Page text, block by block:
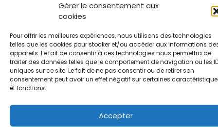
Gérer le consentement aux
cookies
Pour offrir les meilleures expériences, nous utilisons des technologies
telles que les cookies pour stocker et/ou accéder aux informations
appareils. Le fait de consentir à ces technologies nous permettra de
traiter des données telles que le comportement de navigation ou les
uniques sur ce site. Le fait de ne pas consentir ou de retirer son
consentement peut avoir un effet négatif sur certaines
et fonctions.
Accepter